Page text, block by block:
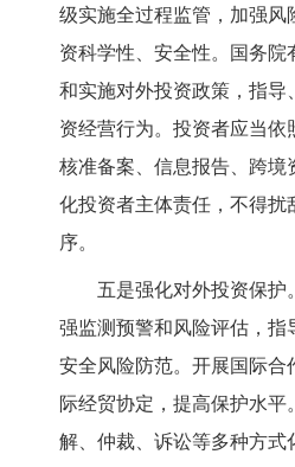
级实施全过程监管，加强风
资科学性、安全性。国务院
和实施对外投资政策，指导
资经营行为。投资者应当依
核准备案、信息报告、跨境
化投资者主体责任，不得扰
序。
五是强化对外投资保护
强监测预警和风险评估，指
安全风险防范。开展国际合
际经贸协定，提高保护水平
解、仲裁、诉讼等多种方式